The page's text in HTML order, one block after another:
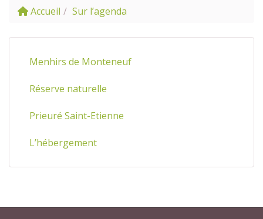
Accueil Sur l’agenda
Menhirs de Monteneuf
Réserve naturelle
Prieuré Saint-Etienne
L’hébergement